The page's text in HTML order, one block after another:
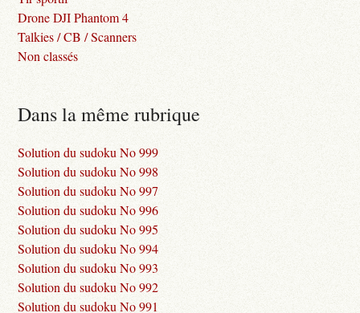
Drone DJI Phantom 4
Talkies / CB / Scanners
Non classés
Dans la même rubrique
Solution du sudoku No 999
Solution du sudoku No 998
Solution du sudoku No 997
Solution du sudoku No 996
Solution du sudoku No 995
Solution du sudoku No 994
Solution du sudoku No 993
Solution du sudoku No 992
Solution du sudoku No 991